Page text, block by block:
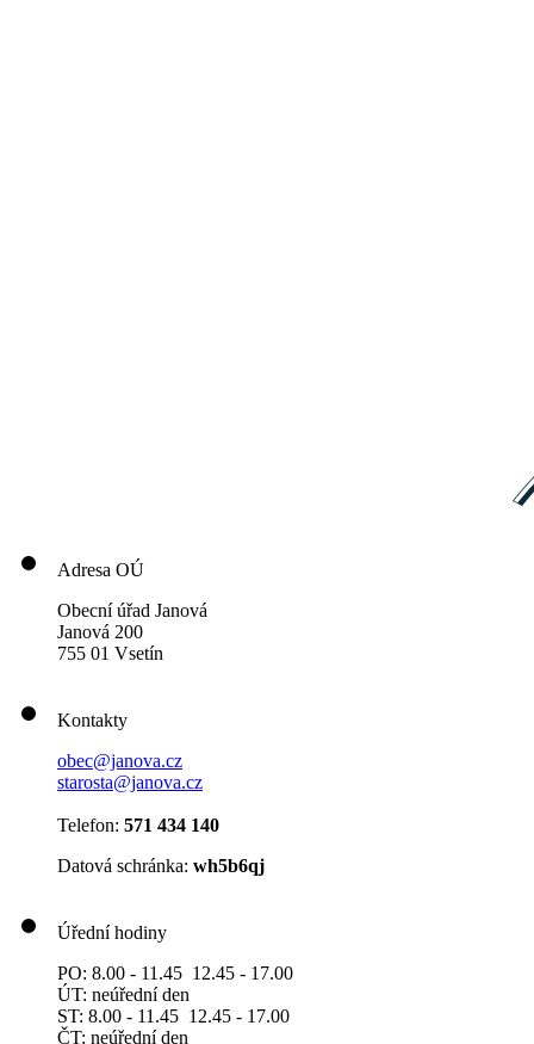
Adresa OÚ
Obecní úřad Janová
Janová 200
755 01 Vsetín
Kontakty
obec@janova.cz
starosta@janova.cz
Telefon: 571 434 140
Datová schránka: wh5b6qj
Úřední hodiny
PO: 8.00 - 11.45 12.45 - 17.00
ÚT: neúřední den
ST: 8.00 - 11.45 12.45 - 17.00
ČT: neúřední den